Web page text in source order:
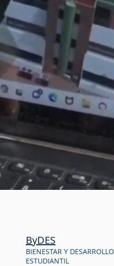
ByDES
BIENESTAR Y DESARROLLO
ESTUDIANTIL